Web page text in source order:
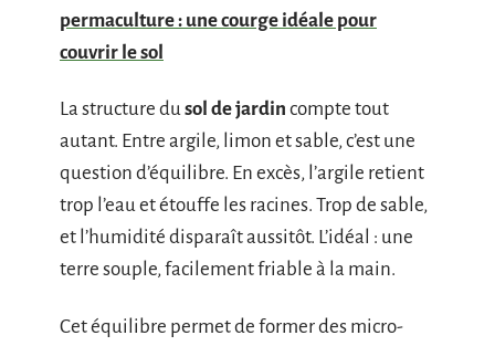
permaculture : une courge idéale pour
couvrir le sol
La structure dusol de jardin compte tout
autant. Entre argile, limon et sable, c’est une
question d’équilibre. En excès, l’argile retient
trop l’eau et étouffe les racines. Trop de sable,
et l’humidité disparaît aussitôt. L’idéal : une
terre souple, facilement friable à la main.
Cet équilibre permet de former des micro-